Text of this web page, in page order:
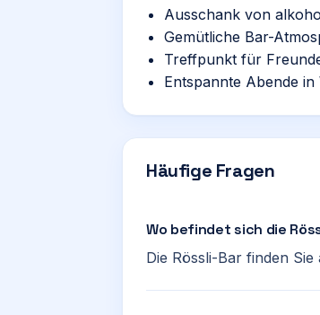
Ausschank von
Gemütliche Bar-
Treffpunkt für
Entspannte Abende in
Häufige Fragen
Wo befindet sich die
Die Rössli-Bar finden